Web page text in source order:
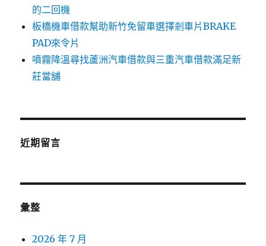
的二回機
板橋機車借款幫助新竹免留車選擇剎車片BRAKE
PAD來令片
噴霧降溫尋找蘆洲汽車借款與三重汽車借款滿足新
莊當舖
近期留言
彙整
2026 年 7 月